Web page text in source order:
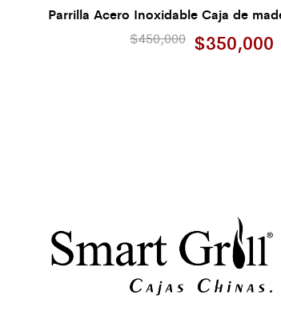
Parrilla Acero Inoxidable Caja de
$450,000 $350,000